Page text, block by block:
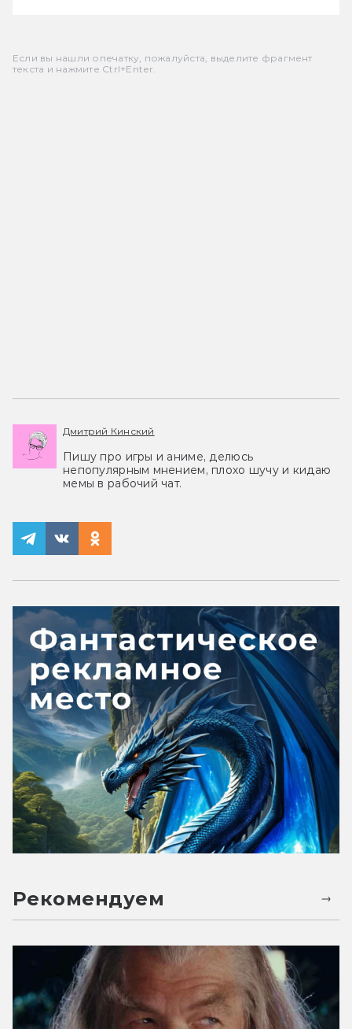
Если вы нашли опечатку, пожалуйста, выделите фрагмент
текста и нажмите Ctrl+Enter.
Дмитрий Кинский
Пишу про игры и аниме, делюсь
непопулярным мнением, плохо шучу и кидаю
мемы в рабочий чат.
Рекомендуем